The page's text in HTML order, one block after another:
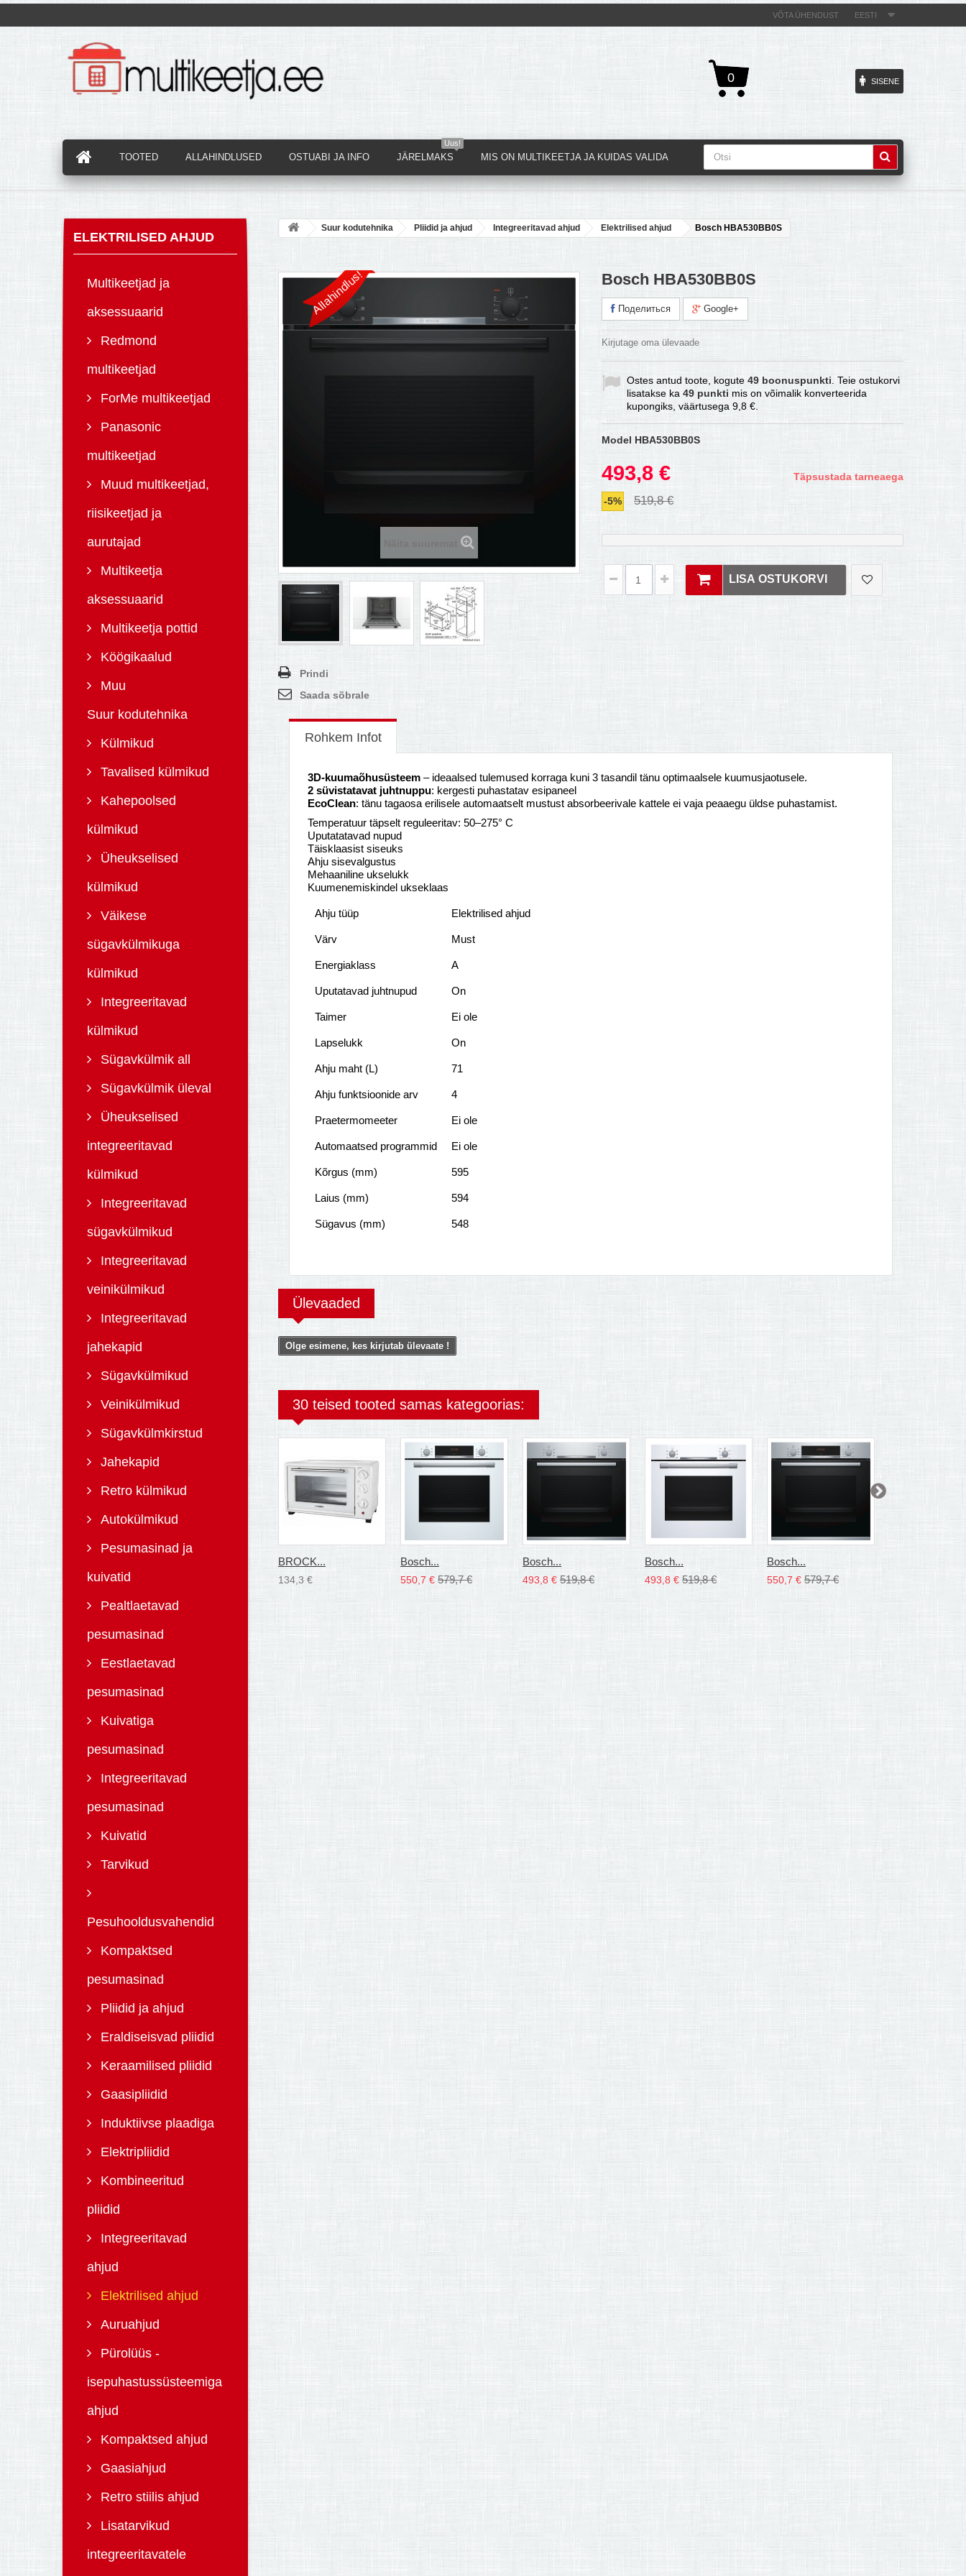
EESTI
VÕTA ÜHENDUST
0 SISENE
TOOTED ALLAHINDLUSED OSTUABI JA INFO
Uus!
JÄRELMAKS MIS ON MULTIKEETJA JA KUIDAS VALIDA
ELEKTRILISED AHJUD
Multikeetjad ja
aksessuaarid
Redmond
multikeetjad
ForMe multikeetjad
Panasonic
multikeetjad
Muud multikeetjad,
riisikeetjad ja
aurutajad
Multikeetja
aksessuaarid
Multikeetja pottid
Köögikaalud
Muu
Suur kodutehnika
Külmikud
Tavalised külmikud
Kahepoolsed
külmikud
Üheukselised
külmikud
Väikese
sügavkülmikuga
külmikud
Integreeritavad
külmikud
Sügavkülmik all
Sügavkülmik üleval
Üheukselised
integreeritavad
külmikud
Integreeritavad
sügavkülmikud
Integreeritavad
veinikülmikud
Integreeritavad
jahekapid
Sügavkülmikud
Veinikülmikud
Sügavkülmkirstud
Jahekapid
Retro külmikud
Autokülmikud
Pesumasinad ja
kuivatid
Pealtlaetavad
pesumasinad
Eestlaetavad
pesumasinad
Kuivatiga
pesumasinad
Integreeritavad
pesumasinad
Kuivatid
Tarvikud
Pesuhooldusvahendid
Kompaktsed
pesumasinad
Pliidid ja ahjud
Eraldiseisvad pliidid
Keraamilised pliidid
Gaasipliidid
Induktiivse plaadiga
Elektripliidid
Kombineeritud
pliidid
Integreeritavad
ahjud
Elektrilised ahjud
Auruahjud
Pürolüüs -
isepuhastussüsteemiga
ahjud
Kompaktsed ahjud
Gaasiahjud
Retro stiilis ahjud
Lisatarvikud
integreeritavatele
Suur kodutehnika Pliidid ja ahjud Integreeritavad ahjud Elektrilised ahjud Bosch HBA530BB0S
Allahindlus!
Prindi
Saada sõbrale
Bosch HBA530BB0S
Поделиться Google+
Kirjutage oma ülevaade
Ostes antud toote, kogute 49 boonuspunkti . Teie ostukorvi
lisatakse ka 49 punkti mis on võimalik konverteerida
kupongiks, väärtusega 9,8 €
Model HBA530BB0S
493,8 €
-5% 519,8 €
Täpsustada tarneaega
LISA OSTUKORVI
Rohkem Infot
3D-kuumaõhusüsteem – ideaalsed tulemused korraga kuni 3 tasandil tänu optimaalsele kuumusjaotusele.
2 süvistatavat juhtnuppu: kergesti puhastatav esipaneel
EcoClean: tänu tagaosa erilisele automaatselt mustust absorbeerivale kattele ei vaja peaaegu üldse puhastamist.
Temperatuur täpselt reguleeritav: 50–275° C
Uputatatavad nupud
Täisklaasist siseuks
Ahju sisevalgustus
Mehaaniline ukselukk
Kuumenemiskindel ukseklaas
Ahju tüüp Elektrilised ahjud
Värv Must
Energiaklass A
Uputatavad juhtnupud On
Taimer Ei ole
Lapselukk On
Ahju maht (L) 71
Ahju funktsioonide arv 4
Praetermomeeter Ei ole
Automaatsed programmid Ei ole
Kõrgus (mm) 595
Laius (mm) 594
Sügavus (mm) 548
Ülevaaded
Olge esimene, kes kirjutab ülevaate !
30 teised tooted samas kategoorias:
BROCK...
134,3 €
Bosch...
550,7 € 579,7 €
Bosch...
493,8 € 519,8 €
Bosch...
493,8 € 519,8 €
Bosch...
550,7 € 579,7 €